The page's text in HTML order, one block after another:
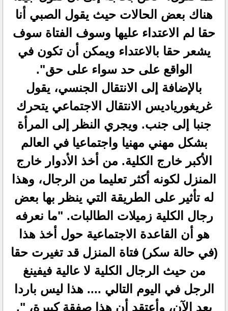
هناك بعض الحالات حيث يقول الصبي أنا
حقا لم الاعتداء عليها وسوف الفتاة سوف
يشعر حقا بالاعتداء ويمكن أن تكون في
الواقع على حد سواء على حق".
بالإضافة إلى الانتقال الجنسي، يقول
غريغورياديس الانتقال الاجتماعي يتحرك
جنبا إلى جنب. ويجري النظر إلى المرأة
بشكل مهني مهنيا واجتماعيا في العالم
الأكبر خارج الكلية. من أخذ الأدوار خارج
المنزل لكونه أكثر تعليما من الرجال، وهذا
له تأثير على الطريقة التي ينظر بها بعض
رجال الكلية زميلات الطالبات. "ما نعرفه
هو أن القاعدة الاجتماعية حول أخذ هذا
(في حالة سكر) فتاة المنزل قد تغيرت حقا
من حيث الرجال الكلية لا عالية فيفينغ
الرجل في اليوم التالي .... هذا ليس باردا
بعد الآن، وأعتقد أن هذا صفقة كبيرة، ".